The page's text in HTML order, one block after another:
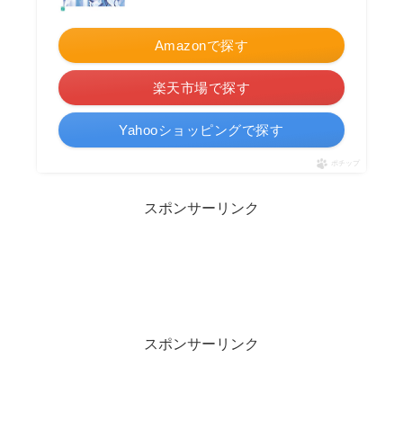
Amazonで探す
楽天市場で探す
Yahooショッピングで探す
ポチップ
スポンサーリンク
スポンサーリンク